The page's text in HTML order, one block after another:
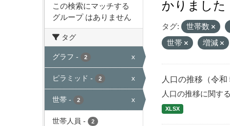
この検索にマッチする
グループ はありません
タグ
グラフ - 2 x
ピラミッド - 2 x
世帯 - 2 x
世帯人員 - 2
かりました
タグ: 世帯数
世帯
増減
人口の推移（令和
人口の推移に関す
XLSX